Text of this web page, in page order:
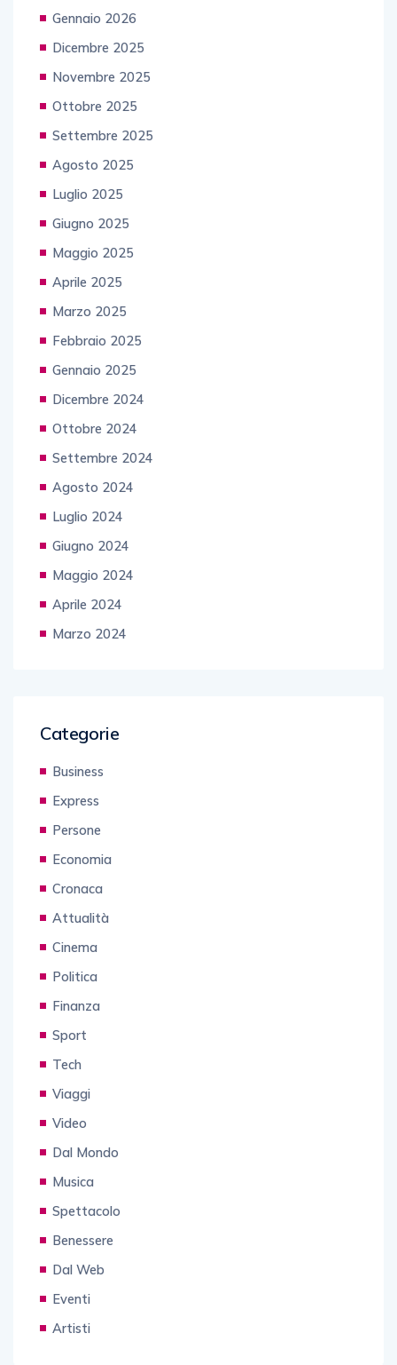
Gennaio 2026
Dicembre 2025
Novembre 2025
Ottobre 2025
Settembre 2025
Agosto 2025
Luglio 2025
Giugno 2025
Maggio 2025
Aprile 2025
Marzo 2025
Febbraio 2025
Gennaio 2025
Dicembre 2024
Ottobre 2024
Settembre 2024
Agosto 2024
Luglio 2024
Giugno 2024
Maggio 2024
Aprile 2024
Marzo 2024
Categorie
Business
Express
Persone
Economia
Cronaca
Attualità
Cinema
Politica
Finanza
Sport
Tech
Viaggi
Video
Dal Mondo
Musica
Spettacolo
Benessere
Dal Web
Eventi
Artisti